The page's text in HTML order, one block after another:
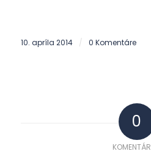
10. apríla 2014 / 0 Komentáre
0